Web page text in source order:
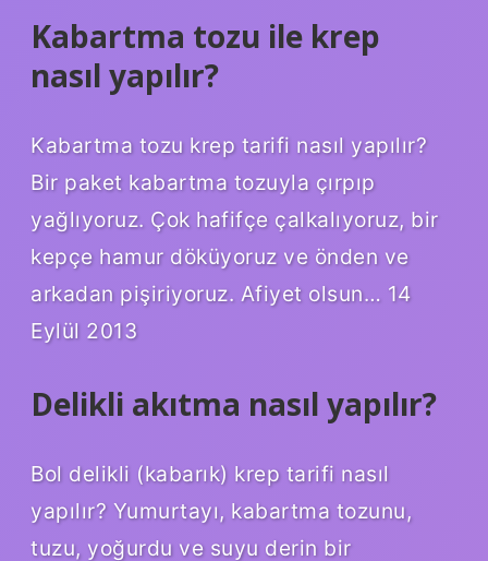
Kabartma tozu ile krep
nasıl yapılır?
Kabartma tozu krep tarifi nasıl yapılır?
Bir paket kabartma tozuyla çırpıp
yağlıyoruz. Çok hafifçe çalkalıyoruz, bir
kepçe hamur döküyoruz ve önden ve
arkadan pişiriyoruz. Afiyet olsun… 14
Eylül 2013
Delikli akıtma nasıl yapılır?
Bol delikli (kabarık) krep tarifi nasıl
yapılır? Yumurtayı, kabartma tozunu,
tuzu, yoğurdu ve suyu derin bir